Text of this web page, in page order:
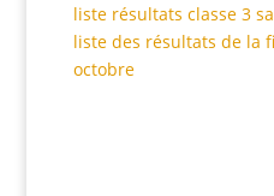
liste résultats classe 3
liste des résultats de la
octobre